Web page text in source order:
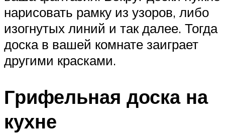
нарисовать рамку из узоров, либо
изогнутых линий и так далее. Тогда
доска в вашей комнате заиграет
другими красками.
Грифельная доска на
кухне